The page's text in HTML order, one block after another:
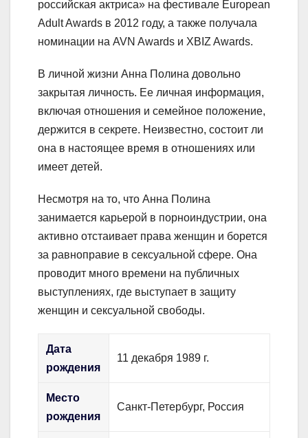
российская актриса» на фестивале European
Adult Awards в 2012 году, а также получала
номинации на AVN Awards и XBIZ Awards.
В личной жизни Анна Полина довольно
закрытая личность. Ее личная информация,
включая отношения и семейное положение,
держится в секрете. Неизвестно, состоит ли
она в настоящее время в отношениях или
имеет детей.
Несмотря на то, что Анна Полина
занимается карьерой в порноиндустрии, она
активно отстаивает права женщин и борется
за равноправие в сексуальной сфере. Она
проводит много времени на публичных
выступлениях, где выступает в защиту
женщин и сексуальной свободы.
Дата
рождения
11 декабря 1989 г.
Место
рождения
Санкт-Петербург, Россия